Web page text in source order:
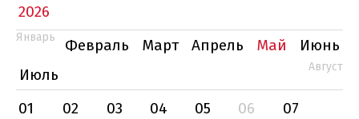
2026
Январь Февраль Март Апрель Май
Июнь
Июль
Август
01 02 03 04 05 06
07